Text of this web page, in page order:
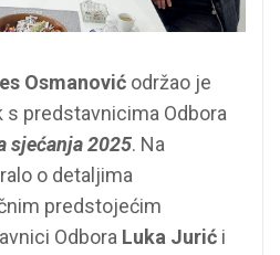
Osmanović održao je
s predstavnicima Odbora
sjećanja 2025. Na
o detaljima
predstojećim
Odbora Luka Jurić i